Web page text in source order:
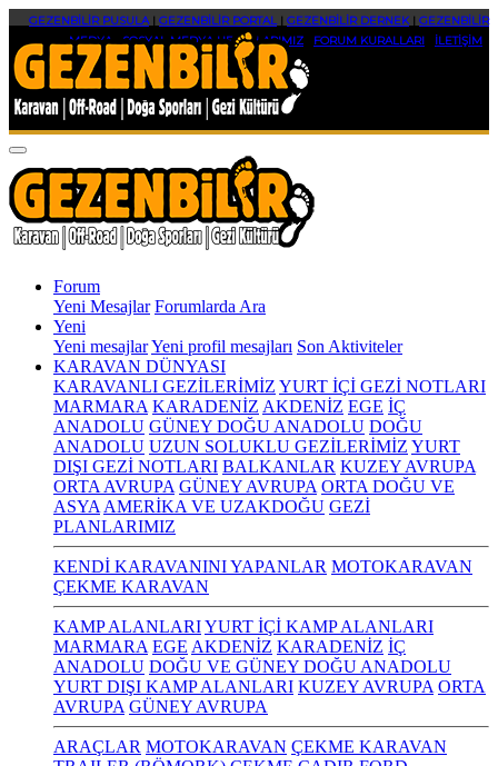
GEZENBİLİR PUSULA| GEZENBİLİR PORTAL| GEZENBİLİR DERNEK| GEZENBİLİR
MEDYA|SOSYAL MEDYA HESAPLARIMIZ FORUM KURALLARI İLETİŞİM
Forum
Yeni Mesajlar Forumlarda Ara
Yeni
Yeni mesajlarYeni profil mesajları Son Aktiviteler
KARAVAN DÜNYASI
KARAVANLI GEZİLERİMİZ YURT İÇİ GEZİ NOTLARI
MARMARA KARADENİZ AKDENİZ EGE İÇ
ANADOLU GÜNEY DOĞU ANADOLU DOĞU
ANADOLU UZUN SOLUKLU GEZİLERİMİZ YURT
DIŞI GEZİ NOTLARI BALKANLAR KUZEY AVRUPA
ORTA AVRUPA GÜNEY AVRUPA ORTA DOĞU VE
ASYA AMERİKA VE UZAKDOĞU GEZİ
PLANLARIMIZ
KENDİ KARAVANINI YAPANLAR MOTOKARAVAN
ÇEKME KARAVAN
KAMP ALANLARIYURT İÇİ KAMP ALANLARI
MARMARA EGE AKDENİZ KARADENİZ İÇ
ANADOLU DOĞU VE GÜNEY DOĞU ANADOLU
YURT DIŞI KAMP ALANLARI KUZEY AVRUPA ORTA
AVRUPA GÜNEY AVRUPA
ARAÇLAR MOTOKARAVAN ÇEKME KARAVAN